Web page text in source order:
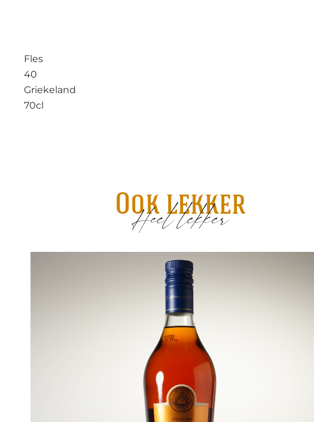
Fles
40
Griekeland
70cl
Ook lekker
Heel lekker